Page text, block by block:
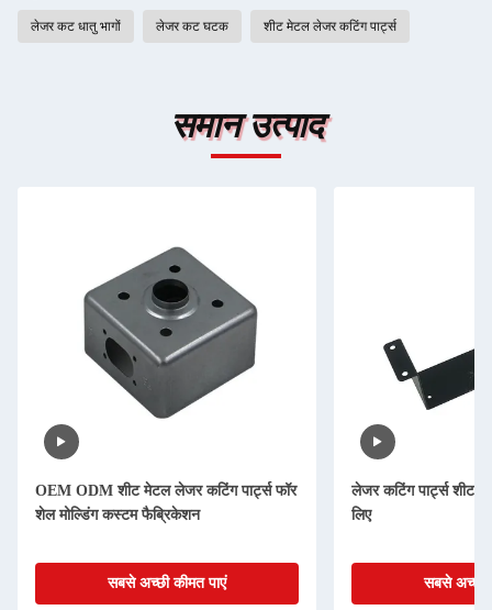
लेजर कट धातु भागों लेजर कट घटक शीट मेटल लेजर कटिंग पार्ट्स
समान उत्पाद
OEM ODM शीट मेटल लेजर कटिंग पार्ट्स फॉर
शेल मोल्डिंग कस्टम फैब्रिकेशन
सबसे अच्छी कीमत पाएं
लेजर कटिंग पार्ट्स शीट
लिए
सबसे अच्छी